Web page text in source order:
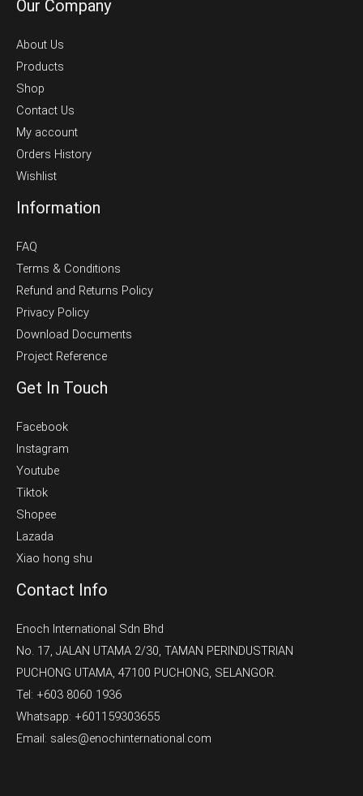
Our Company
About Us
Products
Shop
Contact Us
My account
Orders History
Wishlist
Information
FAQ
Terms & Conditions
Refund and Returns Policy
Privacy Policy
Download Documents
Project Reference
Get In Touch
Facebook
Instagram
Youtube
Tiktok
Shopee
Lazada
Xiao hong shu
Contact Info
Enoch International Sdn Bhd
No. 17, JALAN UTAMA 2/30, TAMAN PERINDUSTRIAN
PUCHONG UTAMA, 47100 PUCHONG, SELANGOR.
Tel: +603 8060 1936
Whatsapp: +601159303655
Email: sales@enochinternational.com